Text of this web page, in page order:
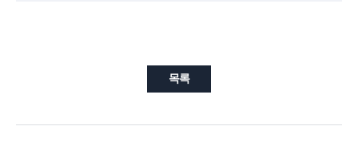
목록